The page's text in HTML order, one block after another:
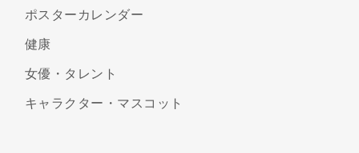
ポスターカレンダー
健康
女優・タレント
キャラクター・マスコット